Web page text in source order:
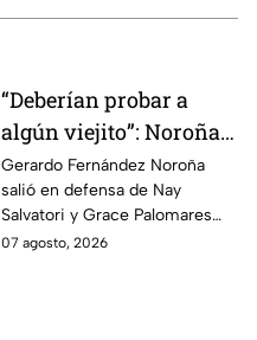
“Deberían probar a
algún viejito”: Noroña
reacciona a polémico
video de Nay Salvatori
y Grace Palomares
Gerardo Fernández Noroña
salió en defensa de Nay
Salvatori y Grace Palomares
tras sus comentarios
07 agosto, 2026